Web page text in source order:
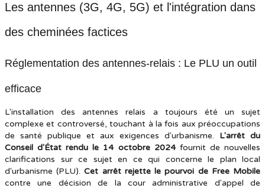
Les antennes (3G, 4G, 5G) et l'intégration dans
des cheminées factices
Réglementation des antennes-relais : Le PLU un outil
efficace
L'installation des antennes relais a toujours été un sujet
complexe et controversé, touchant à la fois aux préoccupations
de santé publique et aux exigences d'urbanisme. L'arrêt du
Conseil d'État rendu le 14 octobre 2024fournit de nouvelles
clarifications sur ce sujet en ce qui concerne le plan local
d'urbanisme (PLU).Cet arrêt rejette le pourvoi de Free Mobile
contre une décision de la cour administrative d'appel de